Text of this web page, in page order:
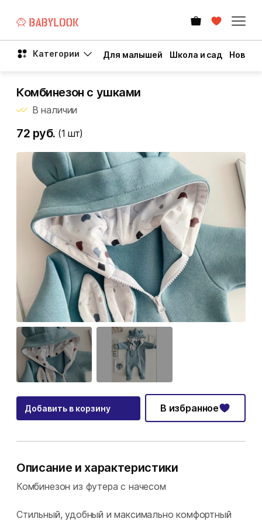
Категории Для малышей Школа и сад Новый
Комбинезон с ушками
В наличии
72 руб. (1 шт)
Добавить в корзину В избранное
Описание и характеристики
Комбинезон из футера с начесом
Стильный, удобный и максимально комфортный